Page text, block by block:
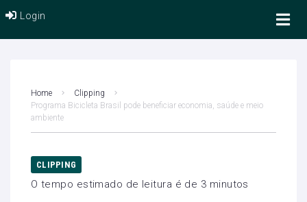
Login
Home
Clipping
Programa Bicicleta Brasil pode beneficiar economia, saúde e meio
ambiente
CLIPPING
O tempo estimado de leitura é de 3 minutos